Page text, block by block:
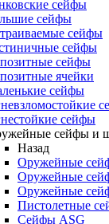
сейфы
сейфы
сейфы
сейфы
сейфы
ячейки
сейфы
сейфы
сейфы и
Назад
Оружейные
Оружейные
Оружейные
Пистолетные
Сейфы ASG